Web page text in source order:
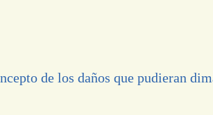
de los daños que pudieran